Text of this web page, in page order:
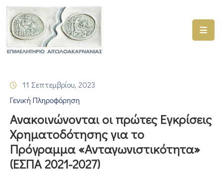
ΑΡΧΙΚΗ
ΓΕΜΗ
–
ΠΡΟΓΡΑΜΜΑΤΑ
ΕΠΙΜΕΛΗΤΗΡΙΟΥ
ΣΥΜΜΕΤΟΧΗ
11 Σεπτεμβρίου, 2023
Γενική Πληροφόρηση
Ανακοινώνονται οι πρώτες Εγκρίσεις
Χρηματοδότησης για το
Πρόγραμμα «Ανταγωνιστικότητα»
(ΕΣΠΑ 2021-2027)